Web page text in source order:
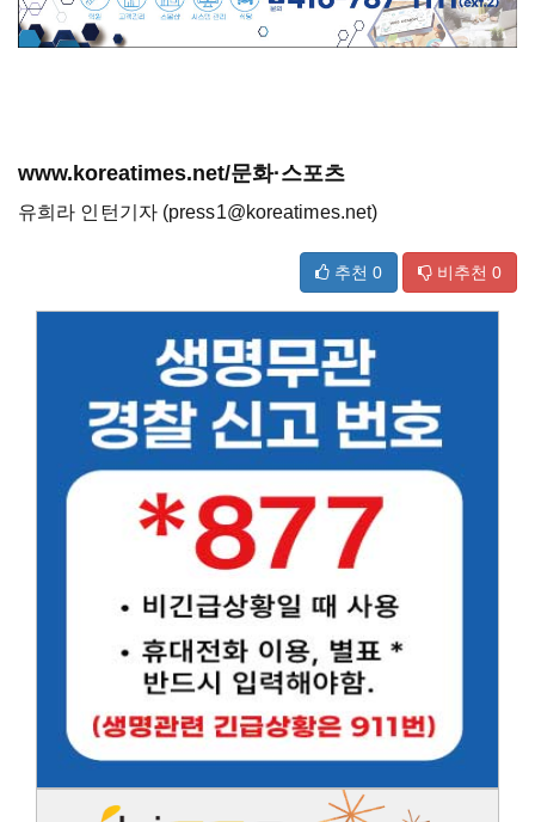
www.koreatimes.net/문화·스포츠
유희라 인턴기자 (press1@koreatimes.net)
추천 0 비추천 0